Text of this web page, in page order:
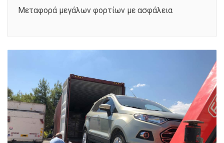
Μεταφορά μεγάλων φορτίων με ασφάλεια